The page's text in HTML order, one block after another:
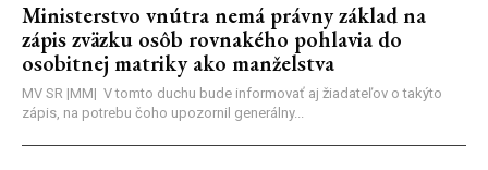
Ministerstvo vnútra nemá právny základ na
zápis zväzku osôb rovnakého pohlavia do
osobitnej matriky ako manželstva
MV SR |MM| V tomto duchu bude informovať aj žiadateľov o takýto
zápis, na potrebu čoho upozornil generálny...